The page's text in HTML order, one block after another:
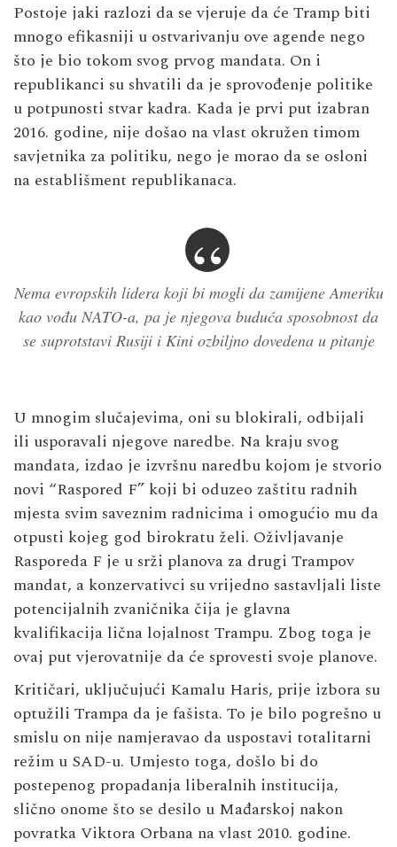
Postoje jaki razlozi da se vjeruje da će Tramp biti
mnogo efikasniji u ostvarivanju ove agende nego
što je bio tokom svog prvog mandata. On i
republikanci su shvatili da je sprovođenje politike
u potpunosti stvar kadra. Kada je prvi put izabran
2016. godine, nije došao na vlast okružen timom
savjetnika za politiku, nego je morao da se osloni
na establišment republikanaca.
Nema evropskih lidera koji bi mogli da zamijene Ameriku
kao vođu NATO-a, pa je njegova buduća sposobnost da
se suprotstavi Rusiji i Kini ozbiljno dovedena u pitanje
U mnogim slučajevima, oni su blokirali, odbijali
ili usporavali njegove naredbe. Na kraju svog
mandata, izdao je izvršnu naredbu kojom je stvorio
novi “Raspored F” koji bi oduzeo zaštitu radnih
mjesta svim saveznim radnicima i omogućio mu da
otpusti kojeg god birokratu želi. Oživljavanje
Rasporeda F je u srži planova za drugi Trampov
mandat, a konzervativci su vrijedno sastavljali liste
potencijalnih zvaničnika čija je glavna
kvalifikacija lična lojalnost Trampu. Zbog toga je
ovaj put vjerovatnije da će sprovesti svoje planove.
Kritičari, uključujući Kamalu Haris, prije izbora su
optužili Trampa da je fašista. To je bilo pogrešno u
smislu on nije namjeravao da uspostavi totalitarni
režim u SAD-u. Umjesto toga, došlo bi do
postepenog propadanja liberalnih institucija,
slično onome što se desilo u Mađarskoj nakon
povratka Viktora Orbana na vlast 2010. godine.